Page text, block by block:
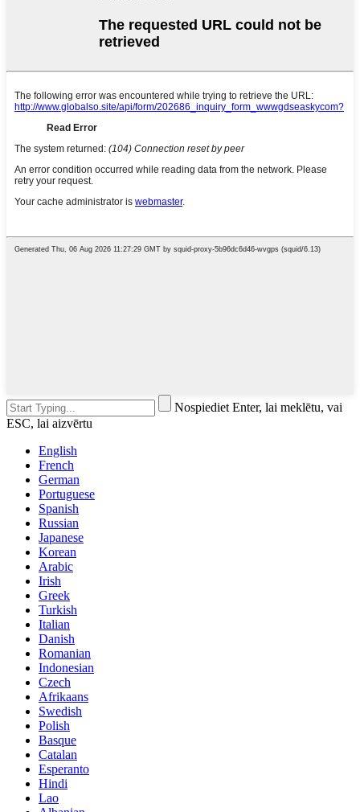
Nospiediet Enter, lai meklētu, vai
ESC, lai aizvērtu
English
French
German
Portuguese
Spanish
Russian
Japanese
Korean
Arabic
Irish
Greek
Turkish
Italian
Danish
Romanian
Indonesian
Czech
Afrikaans
Swedish
Polish
Basque
Catalan
Esperanto
Hindi
Lao